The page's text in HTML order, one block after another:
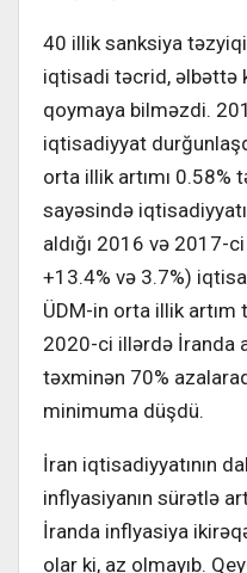
40 illik sanksiya
iqtisadi təcrid, əlbəttə
qoymaya bilməzdi.
iqtisadiyyat
orta illik artımı 0.58%
sayəsində
aldığı 2016 və 2017-
+13.4% və 3.7%)
ÜDM-in orta illik
2020-ci illərdə İranda
təxminən 70%
minimuma düşdü.
İran iqtisadiyyatının
inflyasiyanın sürətlə
İranda inflyasiya
olar ki, az olmayıb.